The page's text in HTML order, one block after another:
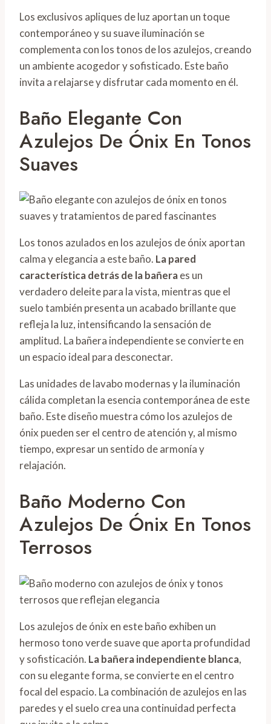
Los exclusivos apliques de luz aportan un toque
contemporáneo y su suave iluminación se
complementa con los tonos de los azulejos, creando
un ambiente acogedor y sofisticado. Este baño
invita a relajarse y disfrutar cada momento en él.
Baño Elegante Con
Azulejos De Ónix En Tonos
Suaves
Los tonos azulados en los azulejos de ónix aportan
calma y elegancia a este baño. La pared
característica detrás de la bañeraes un
verdadero deleite para la vista, mientras que el
suelo también presenta un acabado brillante que
refleja la luz, intensificando la sensación de
amplitud. La bañera independiente se convierte en
un espacio ideal para desconectar.
Las unidades de lavabo modernas y la iluminación
cálida completan la esencia contemporánea de este
baño. Este diseño muestra cómo los azulejos de
ónix pueden ser el centro de atención y, al mismo
tiempo, expresar un sentido de armonía y
relajación.
Baño Moderno Con
Azulejos De Ónix En Tonos
Terrosos
Los azulejos de ónix en este baño exhiben un
hermoso tono verde suave que aporta profundidad
y sofisticación. La bañera independiente blanca,
con su elegante forma, se convierte en el centro
focal del espacio. La combinación de azulejos en las
paredes y el suelo crea una continuidad perfecta